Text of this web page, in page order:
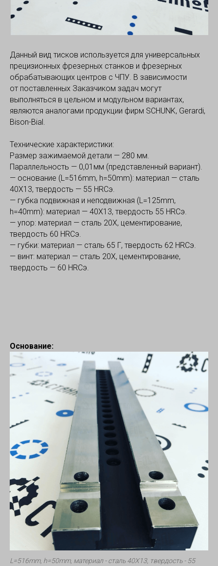
Данный вид тисков используется для универсальных
прецизионных фрезерных станков и фрезерных
обрабатывающих центров с ЧПУ. В зависимости
от поставленных Заказчиком задач могут
выполняться в цельном и модульном вариантах,
являются аналогами продукции фирм SCHUNK, Gerardi,
Bison-Bial.
Технические характеристики:
Размер зажимаемой детали — 280 мм.
Параллельность — 0,01мм (представленный вариант).
— основание (L=516mm, h=50mm): материал — сталь
40Х13, твердость — 55 HRCэ.
— губка подвижная и неподвижная (L=125mm,
h=40mm): материал — 40Х13, твердость 55 HRCэ.
— упор: материал — сталь 20Х, цементирование,
твердость 60 HRCэ.
— губки: материал — сталь 65 Г, твердость 62 HRCэ.
— винт: материал — сталь 20Х, цементирование,
твердость — 60 HRCэ.
Основание:
L=516mm, h=50mm, материал - сталь 40Х13, твердость - 55